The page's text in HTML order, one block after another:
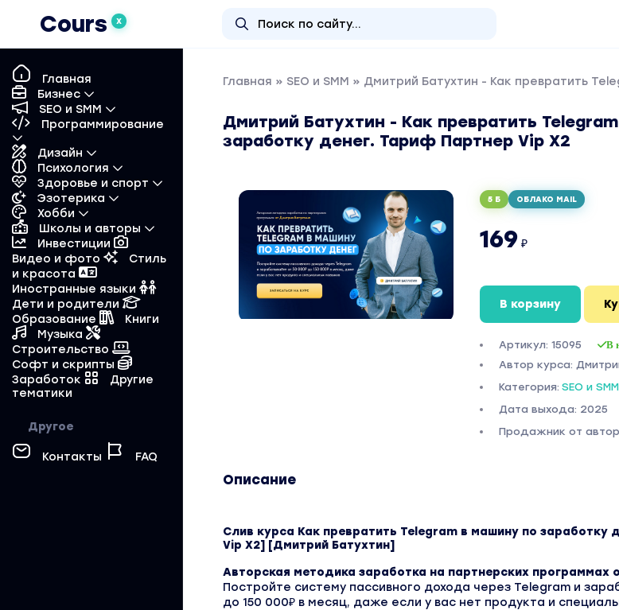
Cours X
Главная
Бизнес
SEO и SMM
Программирование
Дизайн
Психология
Здоровье и спорт
Эзотерика
Хобби
Школы и авторы
Инвестиции
Видео и фото
Стиль
и красота
Иностранные языки
Дети и родители
Образование
Книги
Музыка
Строительство
Софт и скрипты
Заработок
Другие
тематики
Другое
Контакты FAQ
Главная » SEO и SMM » Дмитрий Батухтин - Как превратить
Дмитрий Батухтин - Как превратить
заработку денег. Тариф Партнер Vip X2
5 Б ОБЛАКО MAIL
169 ₽
В корзину
Артикул: 15095 В
Автор курса:
Категория: SEO и SMM
Дата выхода: 2025
Продажник от
Описание
Слив курса Как превратить Telegram в машину по заработку
Vip X2] [Дмитрий Батухтин]
Авторская методика заработка на партнерских программах
Постройте систему пассивного дохода через Telegram и
до 150 000₽ в месяц, даже если у вас нет продукта и